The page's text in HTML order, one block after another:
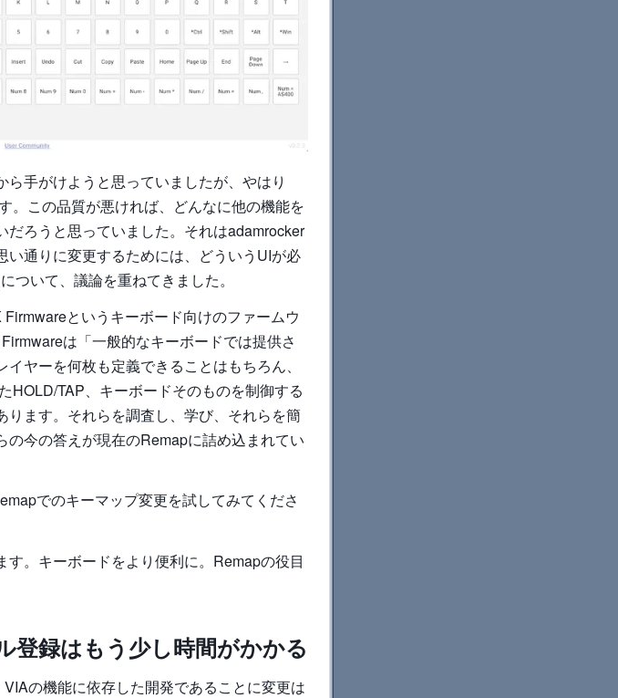
手がけようと思っていましたが、やはり
。この品質が悪ければ、どんなに他の機能を
ろうと思っていました。それはadamrocker
通りに変更するためには、どういうUIが必
ついて、議論を重ねてきました。
というキーボード向けのファームウ
は「一般的なキーボードでは提供さ
ヤーを何枚も定義できることはもちろん、
TAP、キーボードそのものを制御する
ます。それらを調査し、学び、それらを簡
今の答えが現在のRemapに詰め込まれてい
でのキーマップ変更を試してみてくださ
。キーボードをより便利に。Remapの役目
登録はもう少し時間がかかる
の機能に依存した開発であることに変更は